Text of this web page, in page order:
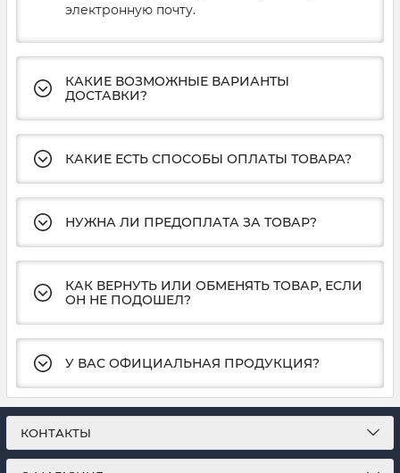
электронную почту.
КАКИЕ ВОЗМОЖНЫЕ ВАРИАНТЫ
ДОСТАВКИ?
КАКИЕ ЕСТЬ СПОСОБЫ ОПЛАТЫ ТОВАРА?
НУЖНА ЛИ ПРЕДОПЛАТА ЗА ТОВАР?
КАК ВЕРНУТЬ ИЛИ ОБМЕНЯТЬ ТОВАР, ЕСЛИ
ОН НЕ ПОДОШЕЛ?
У ВАС ОФИЦИАЛЬНАЯ ПРОДУКЦИЯ?
КОНТАКТЫ